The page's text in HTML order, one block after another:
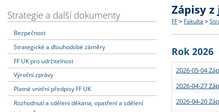
Dozvědět se více
Struktura
Strategie
Podpora
Podat přihlášku
Co
Učitelské
Dozvědět se více
Rigorózní
Dozvědět se více
O vědě a
Granty a
Dozvědět se více
Aktuální
Strategie a další dokumenty
Bezpečnost
Strategické a dlouhodobé záměry
FF UK pro udržitelnost
Výroční zprávy
Platné vnitřní předpisy FF UK
Rozhodnutí a sdělení děkana, opatření a sdělení
Zápisy
FF > Fakulta >
Rok 2026
2026-05-04
2026-04-27
2026-04-20